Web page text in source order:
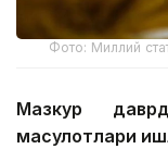
Фото: Миллий
Мазкур
маҳсулотлари